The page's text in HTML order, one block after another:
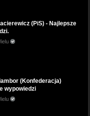
(PiS) - Najlepsze
(Konfederacja)
wypowiedzi